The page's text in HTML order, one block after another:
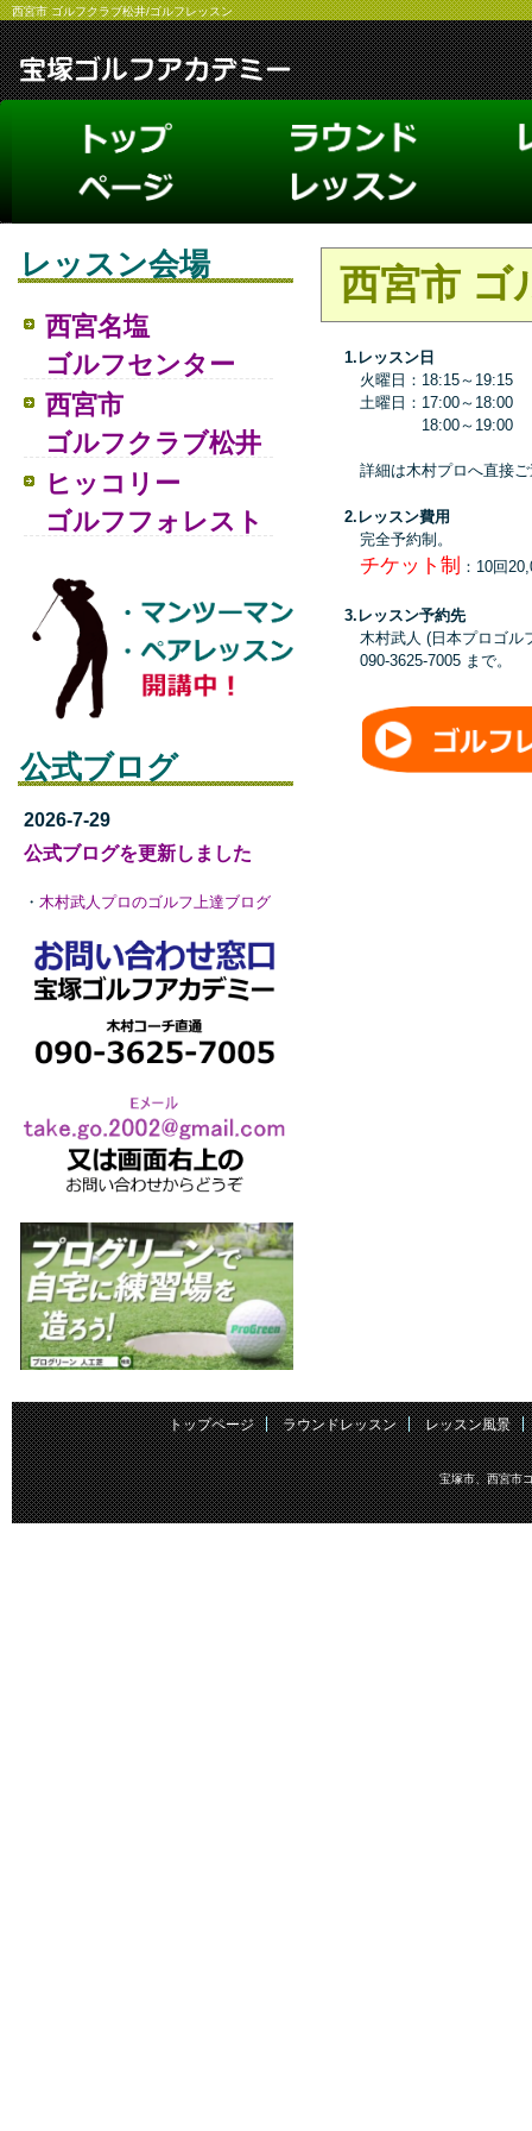
西宮市 ゴルフクラブ松井/ゴルフレッスン
西宮市 ゴ
1.レッスン日
火曜日：18:15～19:15
土曜日：17:00～18:00
18:00～19:00
詳細は木村プロへ直接ご
2.レッスン費用
完全予約制。
チケット制 ：10回
3.レッスン予約先
木村武人 (日本プロゴル
090-3625-7005 まで。
レッスン会場
西宮名塩
ゴルフセンター
西宮市
ゴルフクラブ松井
ヒッコリー
ゴルフフォレスト
公式ブログ
2026-7-29
公式ブログを更新しました
・ 木村武人プロのゴルフ上達ブログ
トップページ ラウンドレッスン レッスン風景
宝塚市、西宮市